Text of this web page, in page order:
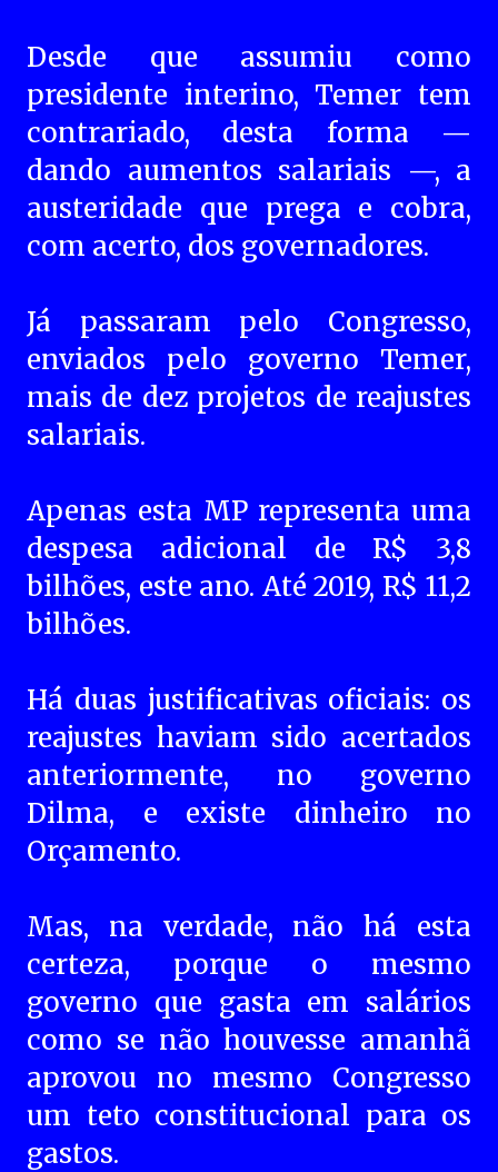
Desde que assumiu como
presidente interino, Temer tem
contrariado, desta forma —
dando aumentos salariais —, a
austeridade que prega e cobra,
com acerto, dos governadores.
Já passaram pelo Congresso,
enviados pelo governo Temer,
mais de dez projetos de reajustes
salariais.
Apenas esta MP representa uma
despesa adicional de R$ 3,8
bilhões, este ano. Até 2019, R$ 11,2
bilhões.
Há duas justificativas oficiais: os
reajustes haviam sido acertados
anteriormente, no governo
Dilma, e existe dinheiro no
Orçamento.
Mas, na verdade, não há esta
certeza, porque o mesmo
governo que gasta em salários
como se não houvesse amanhã
aprovou no mesmo Congresso
um teto constitucional para os
gastos.